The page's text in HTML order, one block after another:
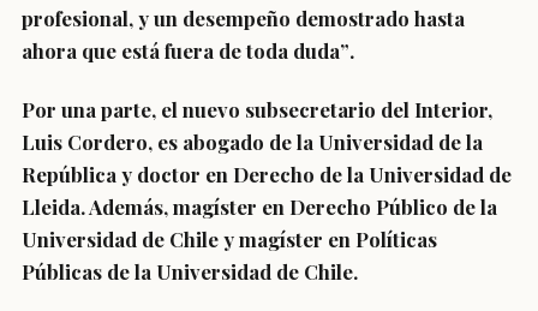
profesional, y un desempeño demostrado hasta
ahora que está fuera de toda duda”.
Por una parte, el nuevo subsecretario del Interior,
Luis Cordero, es abogado de la Universidad de la
República y doctor en Derecho de la Universidad de
Lleida. Además, magíster en Derecho Público de la
Universidad de Chile y magíster en Políticas
Públicas de la Universidad de Chile.